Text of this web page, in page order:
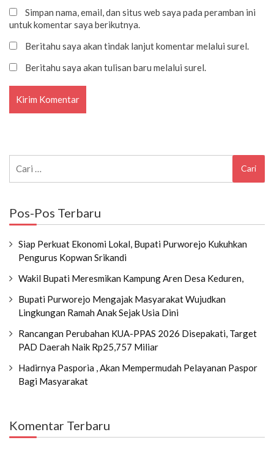
Simpan nama, email, dan situs web saya pada peramban ini
untuk komentar saya berikutnya.
Beritahu saya akan tindak lanjut komentar melalui surel.
Beritahu saya akan tulisan baru melalui surel.
untuk:
Pos-Pos Terbaru
Siap Perkuat Ekonomi Lokal, Bupati Purworejo Kukuhkan
Pengurus Kopwan Srikandi
Wakil Bupati Meresmikan Kampung Aren Desa Keduren,
Bupati Purworejo Mengajak Masyarakat Wujudkan
Lingkungan Ramah Anak Sejak Usia Dini
Rancangan Perubahan KUA-PPAS 2026 Disepakati, Target
PAD Daerah Naik Rp25,757 Miliar
Hadirnya Pasporia , Akan Mempermudah Pelayanan Paspor
Bagi Masyarakat
Komentar Terbaru